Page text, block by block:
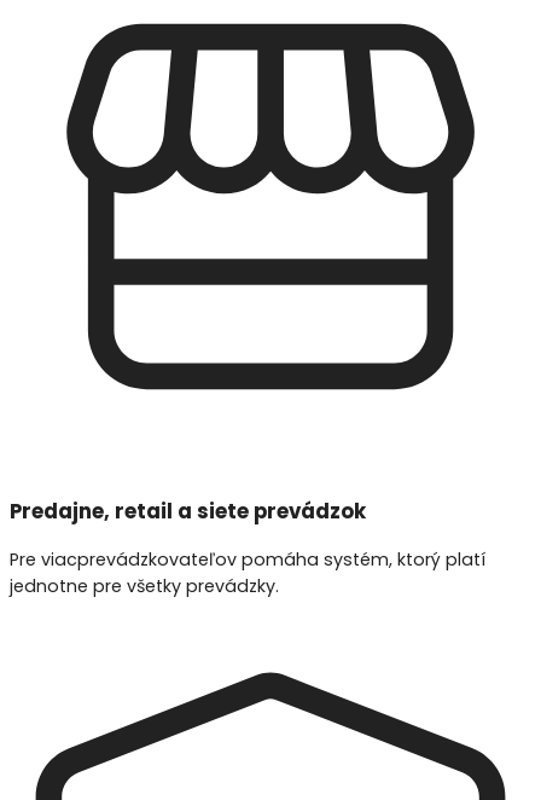
Predajne, retail a siete prevádzok
Pre viacprevádzkovateľov pomáha systém, ktorý platí
jednotne pre všetky prevádzky.